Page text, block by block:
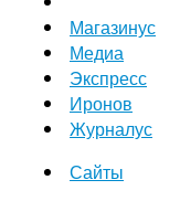
Магазинус
Медиа
Экспресс
Иронов
Журналус
Сайты